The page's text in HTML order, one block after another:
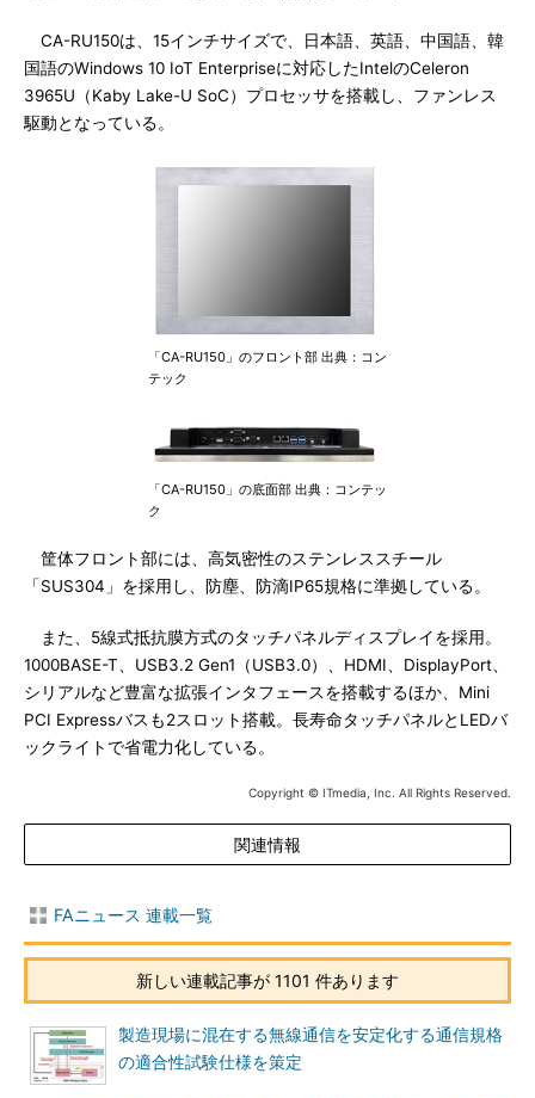
CA-RU150は、15インチサイズで、日本語、英語、中国語、韓
国語のWindows 10 IoT Enterpriseに対応したIntelのCeleron
3965U（Kaby Lake-U SoC）プロセッサを搭載し、ファンレス
駆動となっている。
「CA-RU150」のフロント部 出典：コン
テック
「CA-RU150」の底面部 出典：コンテッ
ク
筐体フロント部には、高気密性のステンレススチール
「SUS304」を採用し、防塵、防滴IP65規格に準拠している。
また、5線式抵抗膜方式のタッチパネルディスプレイを採用。
1000BASE-T、USB3.2 Gen1（USB3.0）、HDMI、DisplayPort、
シリアルなど豊富な拡張インタフェースを搭載するほか、Mini
PCI Expressバスも2スロット搭載。長寿命タッチパネルとLEDバ
ックライトで省電力化している。
Copyright © ITmedia, Inc. All Rights Reserved.
関連情報
FAニュース 連載一覧
新しい連載記事が 1101 件あります
製造現場に混在する無線通信を安定化する通信規格
の適合性試験仕様を策定